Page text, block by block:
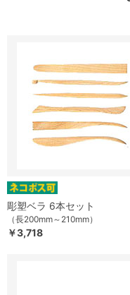
彫塑ベラ 6本セット
（長200mm～210mm）
￥3,718